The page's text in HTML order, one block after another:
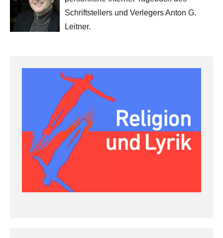
Schriftstellers und Verlegers Anton G.
Leitner.